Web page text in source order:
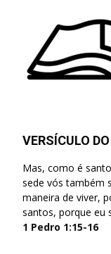
VERSÍCULO
Mas, como é
sede vós também
maneira de viver,
santos, porque eu
1 Pedro 1:15-16